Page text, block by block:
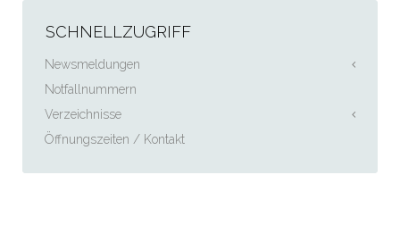
SCHNELLZUGRIFF
Newsmeldungen
Notfallnummern
Verzeichnisse
Öffnungszeiten / Kontakt